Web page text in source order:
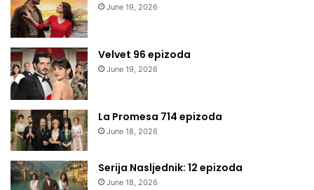
June 19, 2026
Velvet 96 epizoda
June 19, 2026
La Promesa 714 epizoda
June 18, 2026
Serija Nasljednik: 12 epizoda
June 18, 2026